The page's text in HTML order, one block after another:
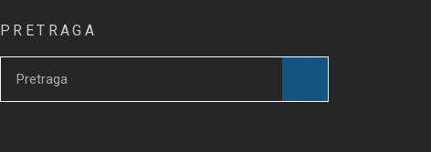
PRETRAGA